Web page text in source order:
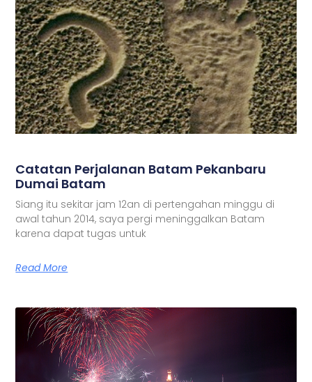
Catatan Perjalanan Batam Pekanbaru
Dumai Batam
Siang itu sekitar jam 12an di pertengahan minggu di
awal tahun 2014, saya pergi meninggalkan Batam
karena dapat tugas untuk
Read More